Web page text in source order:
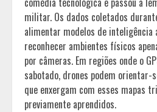
militar. Os dados coletados
alimentar modelos de inteligência
reconhecer ambientes físicos
por câmeras. Em regiões onde o
sabotado, drones podem orientar-
que enxergam com esses mapas
previamente aprendidos.